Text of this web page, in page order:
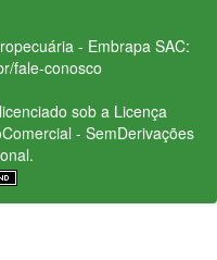
- Embrapa SAC:
fale-conosco
sob a Licença
- SemDerivações